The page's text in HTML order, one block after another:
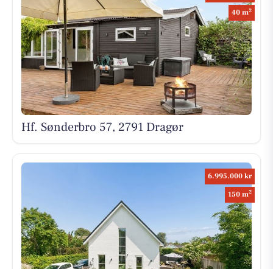
40 m2
Hf. Sønderbro 57, 2791 Dragør
6.995.000 kr
150 m2